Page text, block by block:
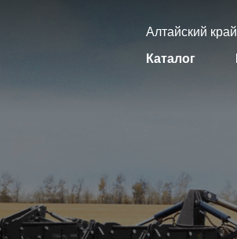
Алтайский край
Каталог